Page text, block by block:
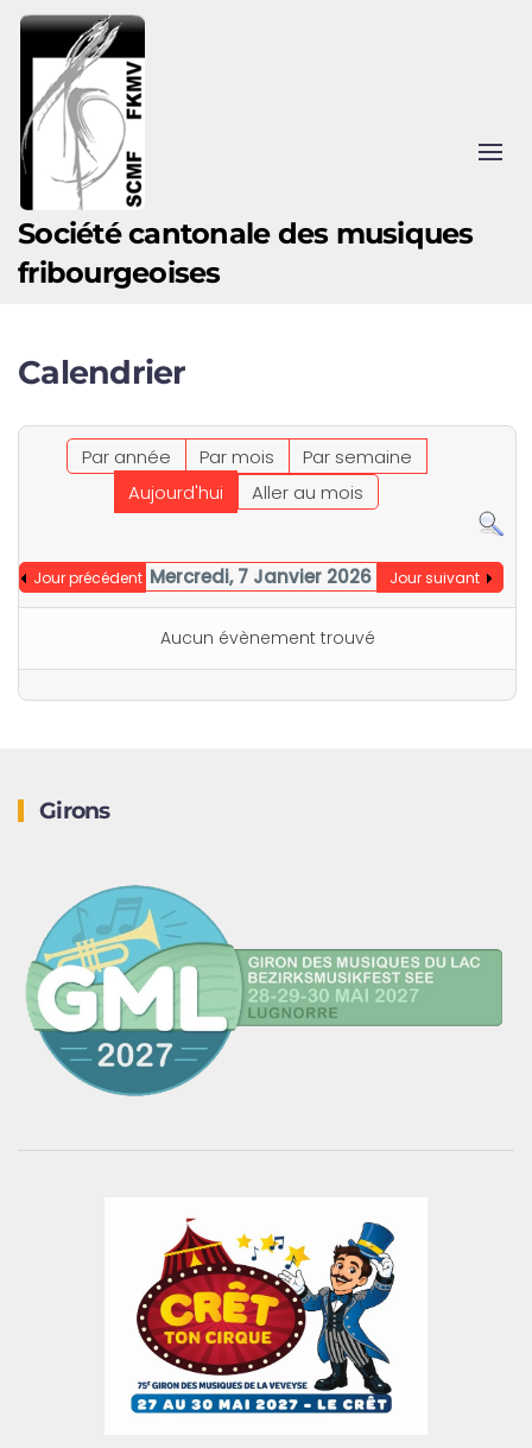
Accéder au contenu principal
Société cantonale des musiques
fribourgeoises
Calendrier
Par année Par mois
Par semaine
Aujourd'hui
Aller au mois
Jour précédent Mercredi, 7 Janvier 2026 Jour suivant
Aucun évènement trouvé
Girons